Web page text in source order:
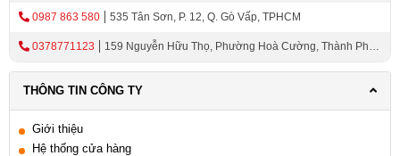
Cách vệ sinh và bảo dưỡng định kỳ
Bảo quản tốt để tăng tuổi thọ của tủ rượu vang
cao cấp
Hướng dẫn sửa chữa cơ bản khi cần thiết
Giới Thiệu Về Tủ Bảo Quản Rượu Vang
0987 863 580 535 Tân Sơn, P. 12, Q. Gò Vấp, TPHCM
0378771123
159 Nguyễn Hữu Thọ, Phường Hoà Cường, Thành Phố
Đà Nẵng
THÔNG TIN CÔNG TY
Giới thiệu
Hệ thống cửa hàng